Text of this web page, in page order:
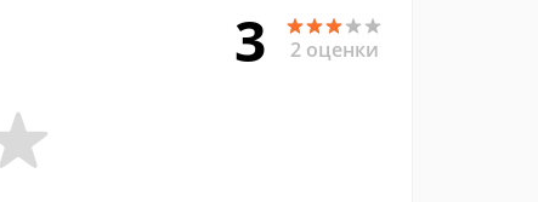
3 2 оценки